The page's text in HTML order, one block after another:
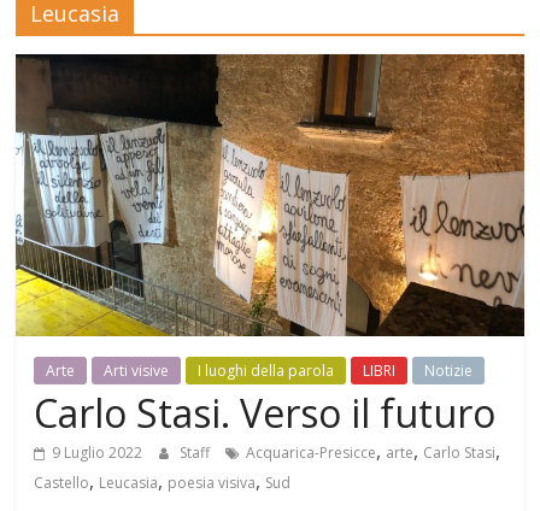
Mensile
di
arte,
cultura,
turismo
e
curiosità
Leucasia
Arte Arti visive I luoghi della parola LIBRI Notizie
Carlo Stasi. Verso il futuro
9 Luglio 2022 Staff Acquarica-Presicce, arte, Carlo Stasi,
Castello, Leucasia, poesia visiva, Sud